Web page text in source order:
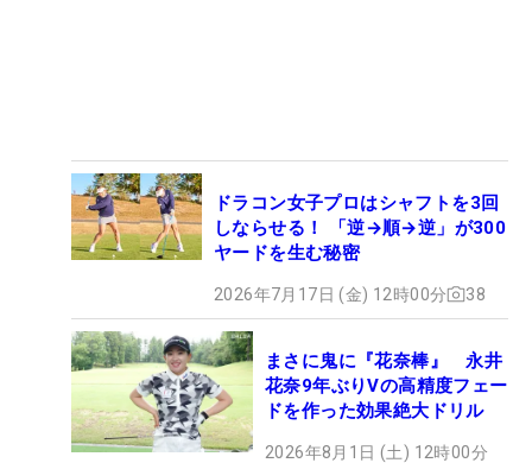
ドラコン女子プロはシャフトを3回
しならせる！ 「逆→順→逆」が300
ヤードを生む秘密
2026年7月17日 (金) 12時00分 38
まさに鬼に『花奈棒』 永井
花奈9年ぶりVの高精度フェー
ドを作った効果絶大ドリル
2026年8月1日 (土) 12時00分